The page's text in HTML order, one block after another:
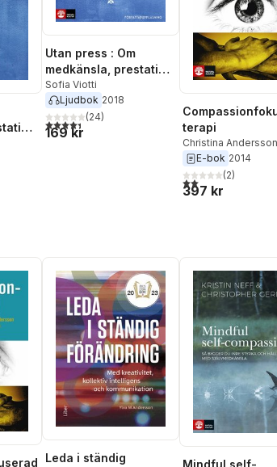
antal röster:
Utan press : Om
medkänsla, prestation
och stress
Sofia Viotti
Ljudbok 2018
4,4utav 5 stjärnor. Totalt antal röster:
(24)
169 kr
terapi
Christina Andersson
ViottiE-bok 2014
2,0utav 5 stjärnor.
(2)
397 kr
Leda i ständig Mindful self-